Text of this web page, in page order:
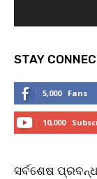
STAY
5,000 Fans
10,000
ସର୍ବଶେଷ ପ୍ରବନ୍ଧ